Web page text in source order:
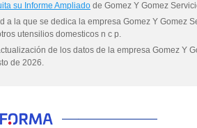
su Informe Ampliado de Gomez Y Gomez
a la que se dedica la empresa Gomez Y Gomez
utensilios domesticos n c p.
de los datos de la empresa Gomez Y
de 2026.